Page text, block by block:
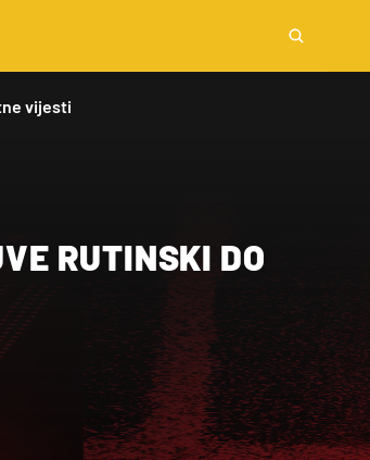
vijesti
RUTINSKI DO